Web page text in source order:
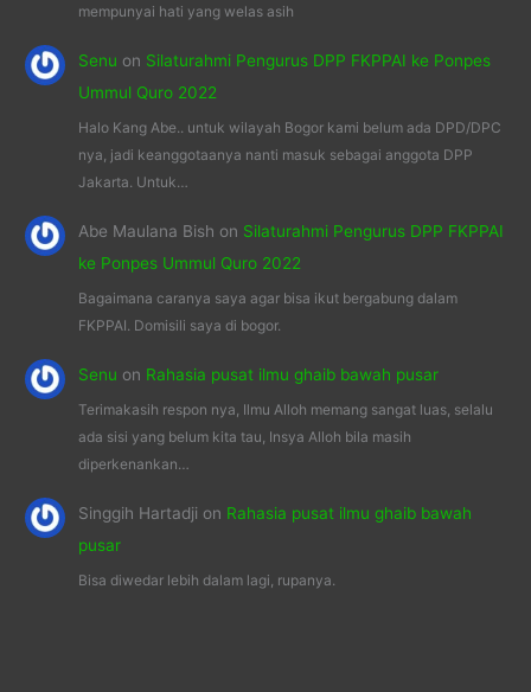
mempunyai hati yang welas asih
Senu on Silaturahmi Pengurus DPP FKPPAI ke Ponpes
Ummul Quro 2022
Halo Kang Abe.. untuk wilayah Bogor kami belum ada DPD/DPC
nya, jadi keanggotaanya nanti masuk sebagai anggota DPP
Jakarta. Untuk…
Abe Maulana Bish on Silaturahmi Pengurus DPP FKPPAI
ke Ponpes Ummul Quro 2022
Bagaimana caranya saya agar bisa ikut bergabung dalam
FKPPAI. Domisili saya di bogor.
Senu on Rahasia pusat ilmu ghaib bawah pusar
Terimakasih respon nya, Ilmu Alloh memang sangat luas, selalu
ada sisi yang belum kita tau, Insya Alloh bila masih
diperkenankan…
Singgih Hartadjion Rahasia pusat ilmu ghaib bawah
pusar
Bisa diwedar lebih dalam lagi, rupanya.